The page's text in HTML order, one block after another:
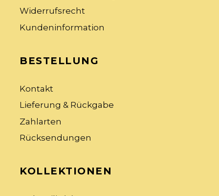
Widerrufsrecht
Kundeninformation
BESTELLUNG
Kontakt
Lieferung & Rückgabe
Zahlarten
Rücksendungen
KOLLEKTIONEN